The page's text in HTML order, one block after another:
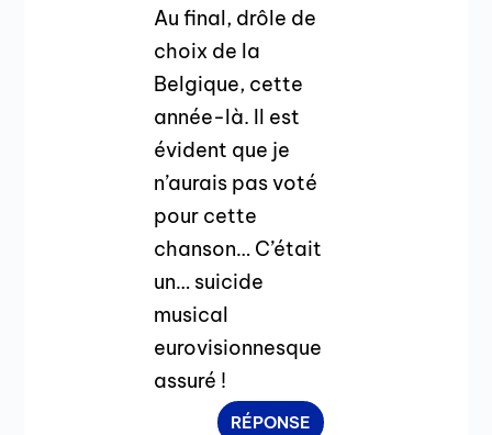
Au final, drôle de
choix de la
Belgique, cette
année-là. Il est
évident que je
n’aurais pas voté
pour cette
chanson… C’était
un… suicide
musical
eurovisionnesque
assuré !
RÉPONSE